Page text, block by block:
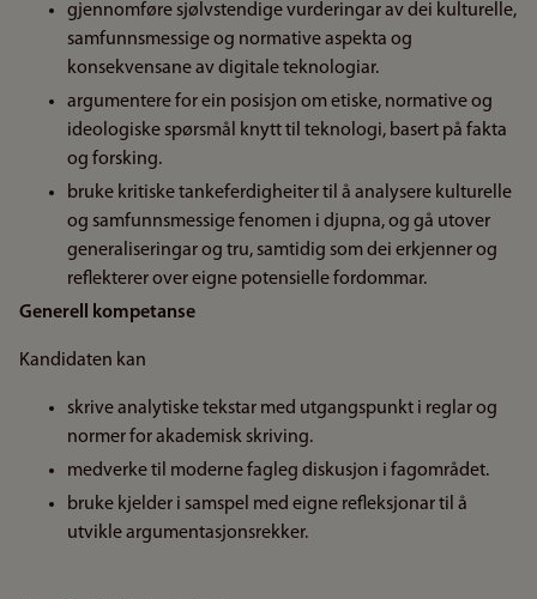
gjennomføre sjølvstendige vurderingar av dei kulturelle,
samfunnsmessige og normative aspekta og
konsekvensane av digitale teknologiar.
argumentere for ein posisjon om etiske, normative og
ideologiske spørsmål knytt til teknologi, basert på fakta
og forsking.
bruke kritiske tankeferdigheiter til å analysere kulturelle
og samfunnsmessige fenomen i djupna, og gå utover
generaliseringar og tru, samtidig som dei erkjenner og
reflekterer over eigne potensielle fordommar.
Generell kompetanse
Kandidaten kan
skrive analytiske tekstar med utgangspunkt i reglar og
normer for akademisk skriving.
medverke til moderne fagleg diskusjon i fagområdet.
bruke kjelder i samspel med eigne refleksjonar til å
utvikle argumentasjonsrekker.